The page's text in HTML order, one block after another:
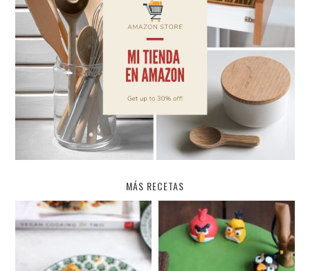
MÁS RECETAS